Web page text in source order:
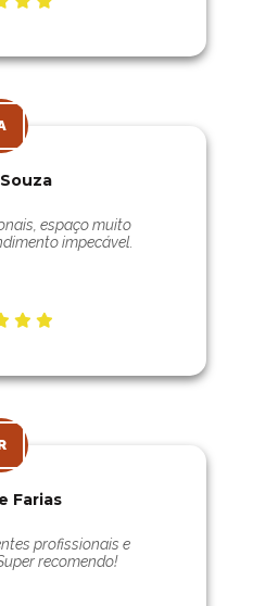
espaço muito
impecável.
Farias
profissionais e
recomendo!